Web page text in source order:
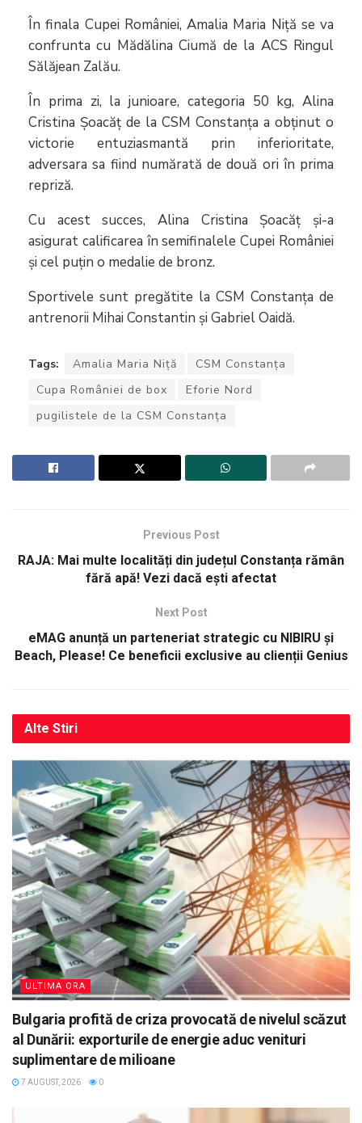
În finala Cupei României, Amalia Maria Niță se va
confrunta cu Mădălina Ciumă de la ACS Ringul
Sălăjean Zalău.
În prima zi, la junioare, categoria 50 kg, Alina
Cristina Șoacăț de la CSM Constanța a obținut o
victorie entuziasmantă prin inferioritate,
adversara sa fiind numărată de două ori în prima
repriză.
Cu acest succes, Alina Cristina Șoacăț și-a
asigurat calificarea în semifinalele Cupei României
și cel puțin o medalie de bronz.
Sportivele sunt pregătite la CSM Constanța de
antrenorii Mihai Constantin și Gabriel Oaidă.
Tags: Amalia Maria Niță
CSM Constanța
Cupa României de box
Eforie Nord
pugilistele de la CSM Constanța
Previous Post
RAJA: Mai multe localități din județul Constanța rămân
fără apă! Vezi dacă ești afectat
Next Post
eMAG anunță un parteneriat strategic cu NIBIRU și
Beach, Please! Ce beneficii exclusive au clienții Genius
Alte Stiri
ULTIMA ORA
Bulgaria profită de criza provocată de nivelul scăzut
al Dunării: exporturile de energie aduc venituri
suplimentare de milioane
7 AUGUST, 2026 0